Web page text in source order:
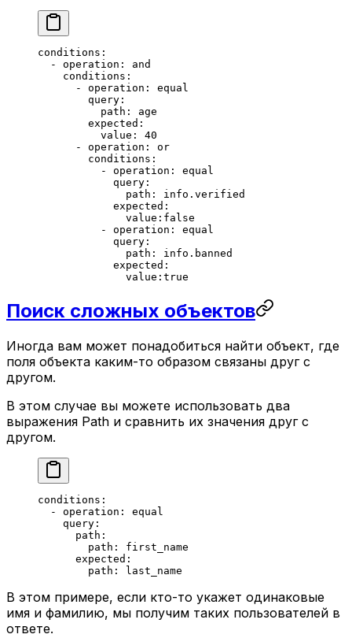
conditions :
  -
operation : and
    conditions
:
      -
operation : equal
        query
:
          path
: age
        expected
:
          value
: 40
      -
operation : or
        conditions
:
          -
operation : equal
            query
:
              path
: info.verified
            expected
:
              value:false
          -
operation : equal
            query
:
              path
: info.banned
            expected
:
              value:true
Поиск сложных объектов
Иногда вам может понадобиться найти объект, где
поля объекта каким-то образом связаны друг с
другом.
В этом случае вы можете использовать два
выражения Path и сравнить их значения друг с
другом.
conditions :
  -
operation : equal
    query
:
      path
:
        path
: first_name
      expected
:
        path
: last_name
В этом примере, если кто-то укажет одинаковые
имя и фамилию, мы получим таких пользователей в
ответе.